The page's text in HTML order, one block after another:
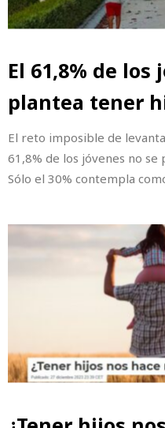
El 61,8% de los
plantea tener
El reto imposible de
61,8% de los jóvenes no
Sólo el 30% contempla